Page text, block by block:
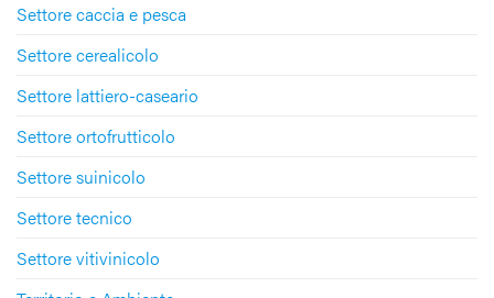
Settore caccia e pesca
Settore cerealicolo
Settore lattiero-caseario
Settore ortofrutticolo
Settore suinicolo
Settore tecnico
Settore vitivinicolo